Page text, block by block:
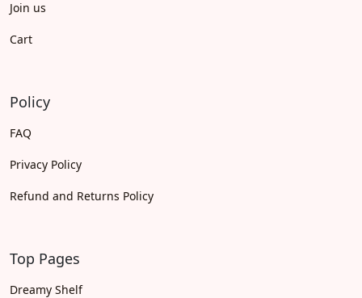
Join us
Cart
Policy
FAQ
Privacy Policy
Refund and Returns Policy
Top Pages
Dreamy Shelf